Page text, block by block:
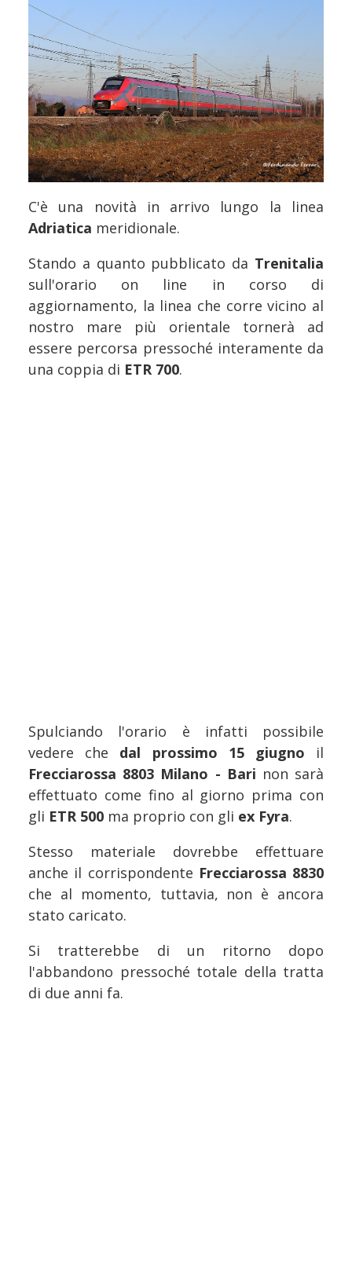
C'è una novità in arrivo lungo la linea
Adriatica meridionale.
Stando a quanto pubblicato da Trenitalia
sull'orario on line in corso di
aggiornamento, la linea che corre vicino al
nostro mare più orientale tornerà ad
essere percorsa pressoché interamente da
una coppia di ETR 700.
Spulciando l'orario è infatti possibile
vedere che dal prossimo 15 giugno il
Frecciarossa 8803 Milano - Bari non sarà
effettuato come fino al giorno prima con
gli ETR 500 ma proprio con gli ex Fyra.
Stesso materiale dovrebbe effettuare
anche il corrispondente Frecciarossa 8830
che al momento, tuttavia, non è ancora
stato caricato.
Si tratterebbe di un ritorno dopo
l'abbandono pressoché totale della tratta
di due anni fa.